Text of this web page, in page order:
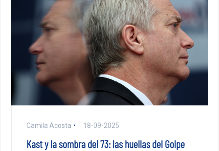
Camila Acosta 18-09-2025
Kast y la sombra del 73: las huellas del Golpe